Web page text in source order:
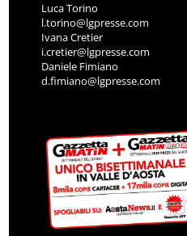
Luca Torino
l.torino@lgpresse.com
Ivana Cretier
i.cretier@lgpresse.com
Daniele Fimiano
d.fimiano@lgpresse.com